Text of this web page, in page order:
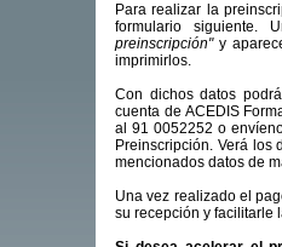
Para realizar la
formulario siguiente.
preinscripción"y
imprimirlos.
Con dichos datos
cuenta de ACEDIS
al 91 0052252 o
Preinscripción. Verá los
mencionados datos de
Una vez realizado el
su recepción y facilitarle